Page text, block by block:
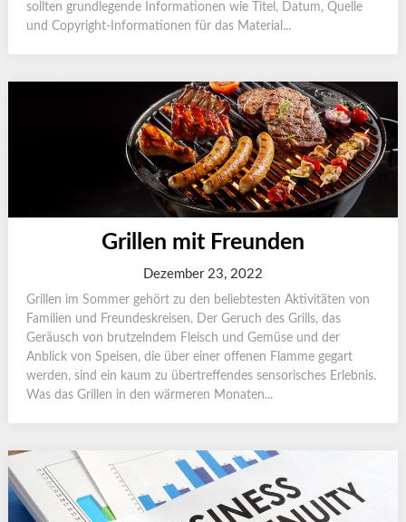
sollten grundlegende Informationen wie Titel, Datum, Quelle
und Copyright-Informationen für das Material...
Grillen mit Freunden
Dezember 23, 2022
Grillen im Sommer gehört zu den beliebtesten Aktivitäten von
Familien und Freundeskreisen. Der Geruch des Grills, das
Geräusch von brutzelndem Fleisch und Gemüse und der
Anblick von Speisen, die über einer offenen Flamme gegart
werden, sind ein kaum zu übertreffendes sensorisches Erlebnis.
Was das Grillen in den wärmeren Monaten...